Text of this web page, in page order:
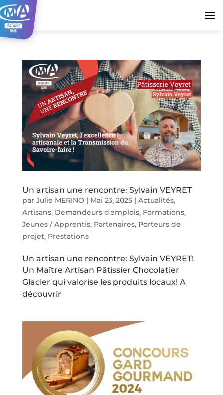
Un artisan une rencontre: Sylvain VEYRET
par Julie MERINO | Mai 23, 2025| Actualités,
Artisans, Demandeurs d'emplois, Formations,
Jeunes / Apprentis, Partenaires, Porteurs de
projet, Prestations
Un artisan une rencontre: Sylvain VEYRET!
Un Maître Artisan Pâtissier Chocolatier
Glacier qui valorise les produits locaux! A
découvrir